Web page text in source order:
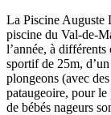
La Piscine Auguste
piscine du Val-de-
l’année, à différents
sportif de 25m, d’un
plongeons (avec
pataugeoire, pour le
de bébés nageurs